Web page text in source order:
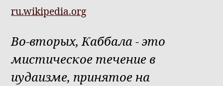
ru.wikipedia.org
Во-вторых, Каббала - это
мистическое течение в
иудаизме, принятое на